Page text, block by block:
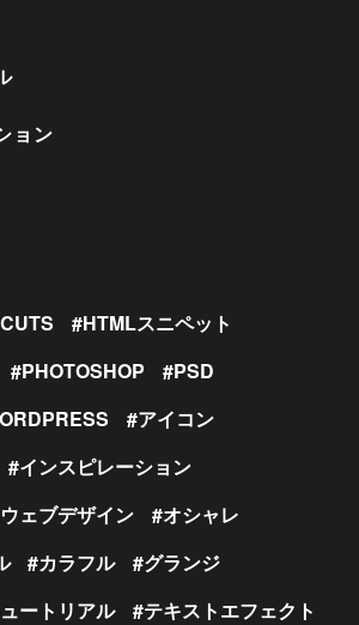
ョン
HTMLスニペット
PHOTOSHOP
PSD
アイコン
インスピレーション
ウェブデザイン
オシャレ
カラフル
グランジ
ートリアル
テキストエフェクト